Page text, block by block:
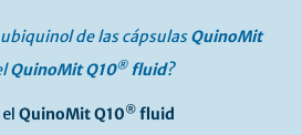
de las cápsulasQuinoMit
QuinoMit Q10®fluid?
QuinoMit Q10® fluid